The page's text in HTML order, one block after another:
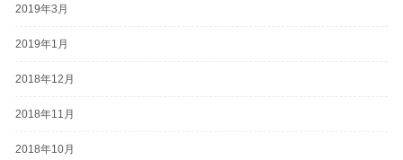
2019年3月
2019年1月
2018年12月
2018年11月
2018年10月